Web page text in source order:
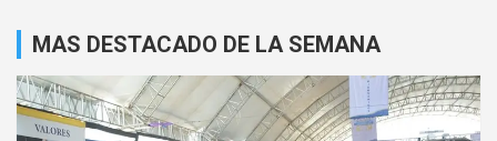
MAS DESTACADO DE LA SEMANA